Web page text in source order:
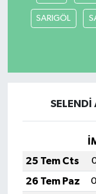
SARIGÖL
SELENDİ
25 Tem Cts
26 Tem Paz